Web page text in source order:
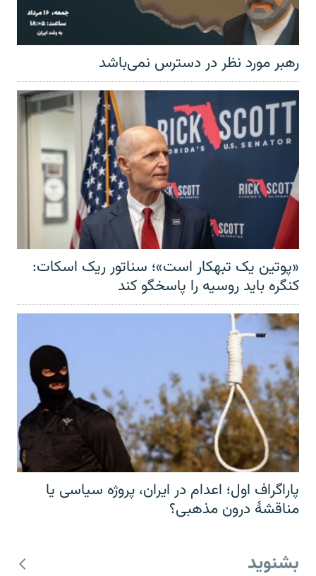
رهبر مورد نظر در دسترس نمی‌باشد
«پوتین یک تبهکار است»؛ سناتور ریک اسکات:
کنگره باید روسیه را پاسخگو کند
پاراگراف اول؛ اعدام در ایران، پروژه سیاسی یا
مناقشهٔ درون مذهبی؟
بشنوید